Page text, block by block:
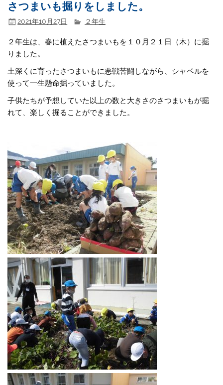
さつまいも掘りをしました。
2021年10月27日 ２年生
２年生は、春に植えたさつまいもを１０月２１日（木）に掘
りました。
土深くに育ったさつまいもに悪戦苦闘しながら、シャベルを
使って一生懸命掘っていました。
子供たちが予想していた以上の数と大きさのさつまいもが掘
れて、楽しく掘ることができました。